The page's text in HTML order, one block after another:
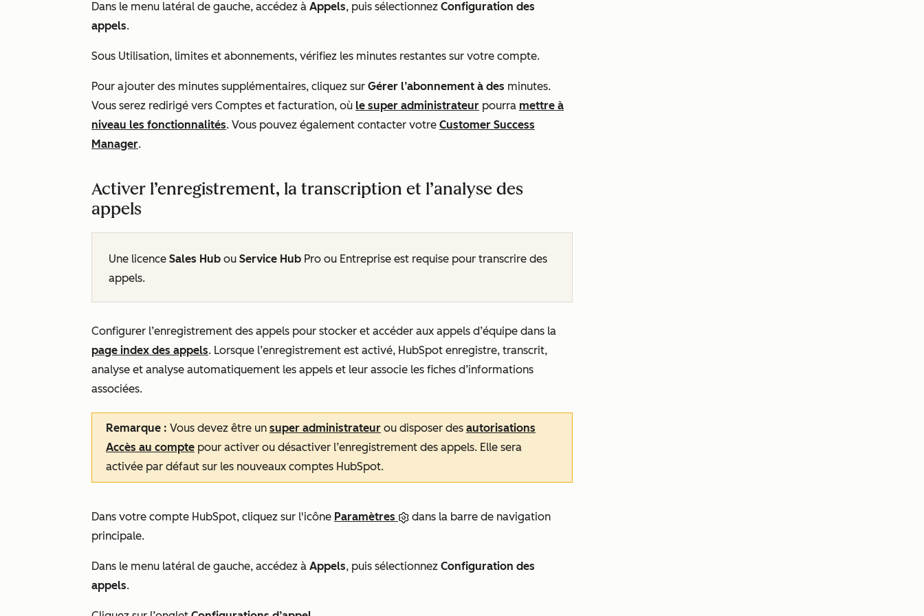
Dans le menu latéral de gauche, accédez à Appels, puis sélectionnez Configuration des
appels.
Sous Utilisation, limites et abonnements, vérifiez les minutes restantes sur votre compte.
Pour ajouter des minutes supplémentaires, cliquez sur Gérer l’abonnement à des minutes.
Vous serez redirigé vers Comptes et facturation, où le super administrateur pourra mettre à
niveau les fonctionnalités. Vous pouvez également contacter votre Customer Success
Manager.
Activer l’enregistrement, la transcription et l’analyse des
appels
Une licence Sales Hub ou Service Hub Pro ou Entreprise est requise pour transcrire des
appels.
Configurer l’enregistrement des appels pour stocker et accéder aux appels d’équipe dans la
page index des appels. Lorsque l’enregistrement est activé, HubSpot enregistre, transcrit,
analyse et analyse automatiquement les appels et leur associe les fiches d’informations
associées.
Remarque : Vous devez être un super administrateur ou disposer des autorisations
Accès au compte pour activer ou désactiver l’enregistrement des appels. Elle sera
activée par défaut sur les nouveaux comptes HubSpot.
Dans votre compte HubSpot, cliquez sur l'icône Paramètres
dans la barre de navigation
principale.
Dans le menu latéral de gauche, accédez à Appels, puis sélectionnez Configuration des
appels.